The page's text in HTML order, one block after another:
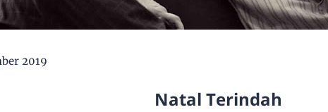
2019
Natal Terindah